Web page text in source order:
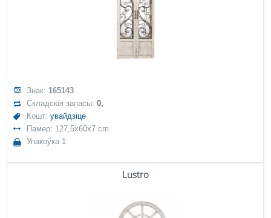
Знак: 165143
Складскія запасы:0,
Кошт:увайдзіце
Памер: 127,5x60x7 cm
Упакоўка 1
Lustro